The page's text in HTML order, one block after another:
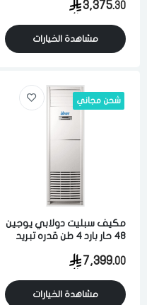
روتاري3,375.30
مشاهدة الخيارات
شحن مجاني
مكيف سبليت دولابي يوجين
48 حار بارد 4 طن قدره تبريد
انفيرتر
7,399.00
مشاهدة الخيارات
لقد قرأت ووافقت على
اختر المدينة
فى حالة تغيير المدينة قد